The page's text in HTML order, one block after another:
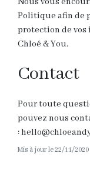
Politique afin de
protection de
Chloé & You.
Contact
Pour toute
pouvez nous
:
Mis à jour le 22/11/2020